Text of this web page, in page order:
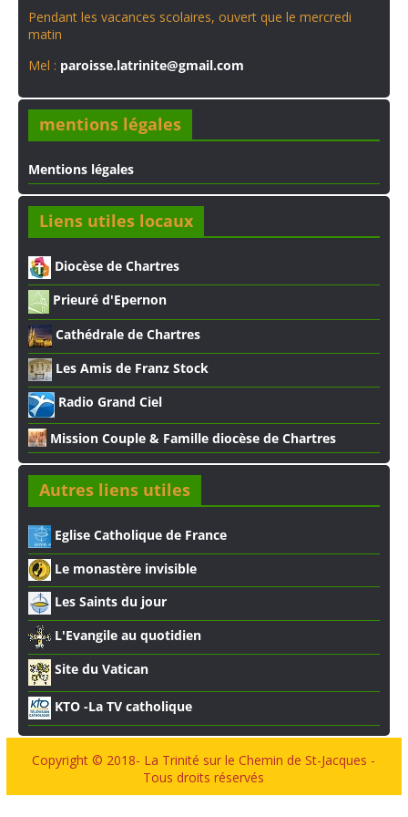
Pendant les vacances scolaires, ouvert que le mercredi
matin
Mel : paroisse.latrinite@gmail.com
mentions légales
Mentions légales
Liens utiles locaux
Diocèse de Chartres
Prieuré d'Epernon
Cathédrale de Chartres
Les Amis de Franz Stock
Radio Grand Ciel
Mission Couple & Famille diocèse de Chartres
Autres liens utiles
Eglise Catholique de France
Le monastère invisible
Les Saints du jour
L'Evangile au quotidien
Site du Vatican
KTO -La TV catholique
Copyright © 2018- La Trinité sur le Chemin de St-Jacques -
Tous droits réservés